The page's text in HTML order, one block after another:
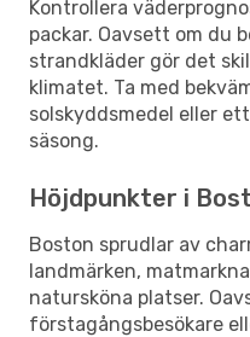
Kontrollera
packar. Oavsett om du
strandkläder gör det
klimatet. Ta med
solskyddsmedel eller
säsong.
Höjdpunkter i
Boston sprudlar av
landmärken,
natursköna platser.
förstagångsbesökare